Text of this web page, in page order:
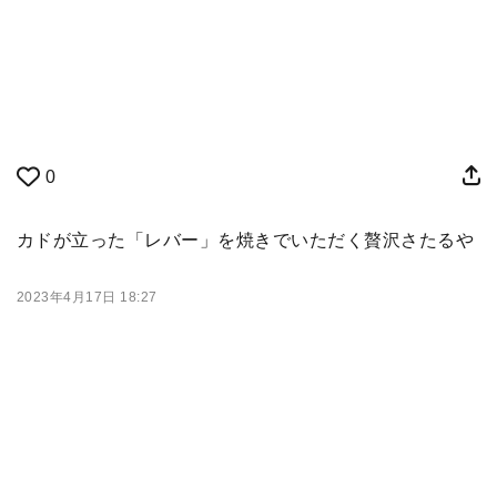
0
カドが立った「レバー」を焼きでいただく贅沢さたるや
2023年4月17日 18:27